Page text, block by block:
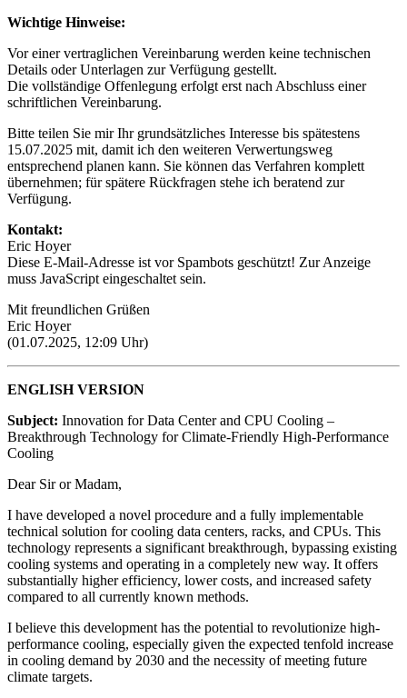
Wichtige Hinweise:
Vor einer vertraglichen Vereinbarung werden keine technischen
Details oder Unterlagen zur Verfügung gestellt.
Die vollständige Offenlegung erfolgt erst nach Abschluss einer
schriftlichen Vereinbarung.
Bitte teilen Sie mir Ihr grundsätzliches Interesse bis spätestens
15.07.2025 mit, damit ich den weiteren Verwertungsweg
entsprechend planen kann. Sie können das Verfahren komplett
übernehmen; für spätere Rückfragen stehe ich beratend zur
Verfügung.
Kontakt:
Eric Hoyer
Diese E-Mail-Adresse ist vor Spambots geschützt! Zur Anzeige
muss JavaScript eingeschaltet sein.
Mit freundlichen Grüßen
Eric Hoyer
(01.07.2025, 12:09 Uhr)
ENGLISH VERSION
Subject: Innovation for Data Center and CPU Cooling –
Breakthrough Technology for Climate-Friendly High-Performance
Cooling
Dear Sir or Madam,
I have developed a novel procedure and a fully implementable
technical solution for cooling data centers, racks, and CPUs. This
technology represents a significant breakthrough, bypassing existing
cooling systems and operating in a completely new way. It offers
substantially higher efficiency, lower costs, and increased safety
compared to all currently known methods.
I believe this development has the potential to revolutionize high-
performance cooling, especially given the expected tenfold increase
in cooling demand by 2030 and the necessity of meeting future
climate targets.